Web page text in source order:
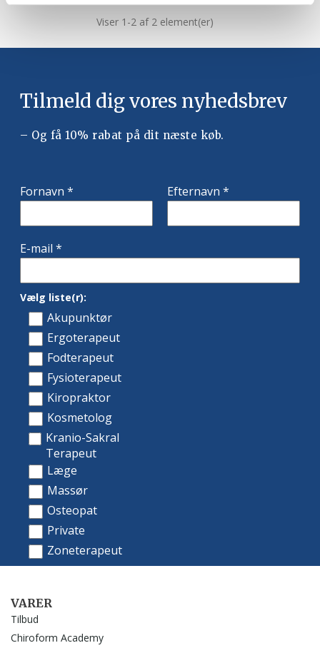
Viser 1-2 af 2 element(er)
VARER
Tilbud
Chiroform Academy